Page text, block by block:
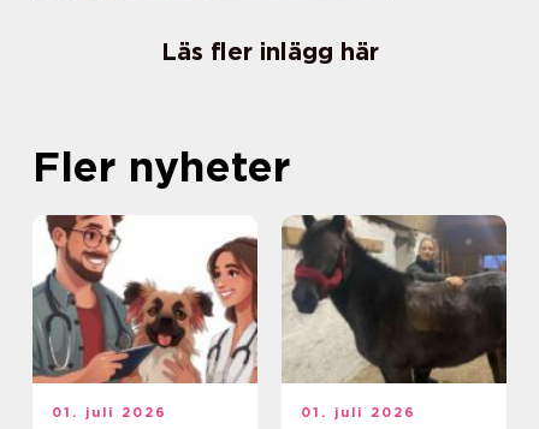
Läs fler inlägg här
Fler nyheter
01. juli 2026 01. juli 2026